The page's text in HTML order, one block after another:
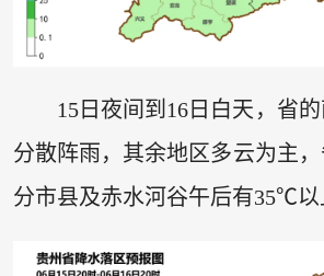
15日夜间到16日白天，省
分散阵雨，其余地区多云为主
分市县及赤水河谷午后有35℃以